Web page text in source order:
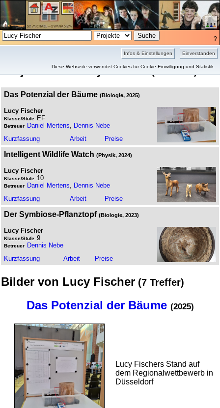
Einverstanden
Infos & Einstellungen
Diese Webseite verwendet Cookies für Cookie-Einwilligung und Statistik.
?
Projekte von Lucy Fischer(3 Treffer)
Das Potenzial der Bäume (Biologie, 2025)
Lucy Fischer
Klasse/Stufe EF
Betreuer Daniel Mertens
Dennis Nebe
Kurz­fassung
Arbeit Preise
Intelligent Wildlife Watch (Physik, 2024)
Lucy Fischer
Klasse/Stufe 10
Betreuer Daniel Mertens
Dennis Nebe
Kurz­fassung
Arbeit Preise
Der Symbiose-Pflanztopf (Biologie, 2023)
Lucy Fischer
Klasse/Stufe 9
Betreuer
Dennis Nebe
Kurz­fassung
Arbeit Preise
Bilder von Lucy Fischer (7 Treffer)
Das Potenzial der Bäume (2025)
Lucy Fischers Stand auf
dem Regional­wett­bewerb in
Düsseldorf
Projekte Bilder